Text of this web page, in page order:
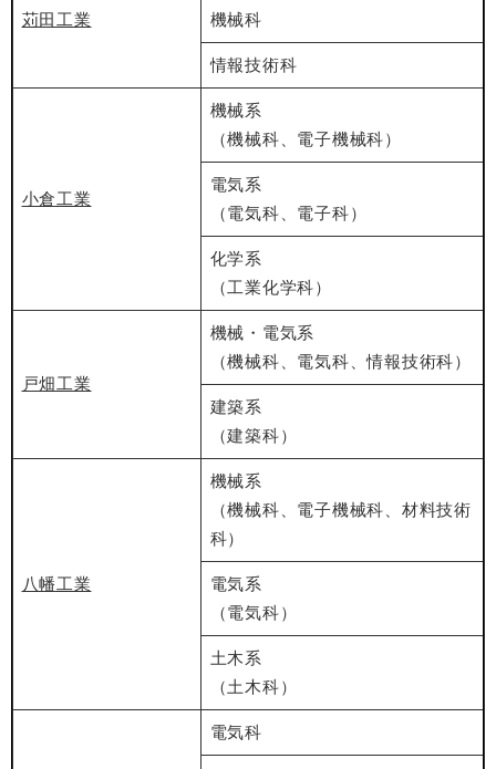
苅田工業 機械科
情報技術科
小倉工業
機械系
（機械科、電子機械科）
電気系
（電気科、電子科）
化学系
（工業化学科）
戸畑工業
機械・電気系
（機械科、電気科、情報技術科）
建築系
（建築科）
八幡工業
機械系
（機械科、電子機械科、材料技術
科）
電気系
（電気科）
土木系
（土木科）
電気科